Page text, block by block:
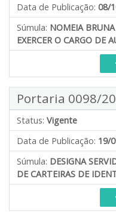
Data de Publicação: 08/
Súmula: NOMEIA
EXERCER O CARGO DE
Portaria 0098/
Status: Vigente
Data de Publicação: 19/
Súmula: DESIGNA
DE CARTEIRAS DE